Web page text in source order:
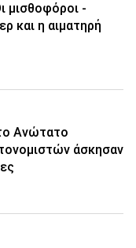
μισθοφόροι -
και η αιματηρή
Ανώτατο
άσκησαν